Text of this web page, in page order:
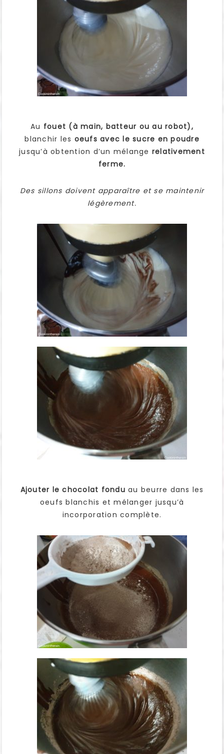
Au fouet (à main, batteur ou au robot),
blanchir les oeufs avec le sucre en poudre
jusqu’à obtention d’un mélange relativement
ferme.
Des sillons doivent apparaître et se maintenir
légèrement.
Ajouter le chocolat fondu au beurre dans les
oeufs blanchis et mélanger jusqu’à
incorporation complète.